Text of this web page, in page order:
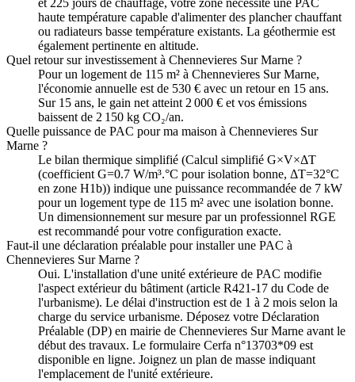
et 225 jours de chauffage, votre zone nécessite une PAC
haute température capable d'alimenter des plancher chauffant
ou radiateurs basse température existants. La géothermie est
également pertinente en altitude.
Quel retour sur investissement à Chennevieres Sur Marne ?
Pour un logement de 115 m² à Chennevieres Sur Marne,
l'économie annuelle est de 530 € avec un retour en 15 ans.
Sur 15 ans, le gain net atteint 2 000 € et vos émissions
baissent de 2 150 kg CO₂/an.
Quelle puissance de PAC pour ma maison à Chennevieres Sur
Marne ?
Le bilan thermique simplifié (Calcul simplifié G×V×ΔT
(coefficient G=0.7 W/m³.°C pour isolation bonne, ΔT=32°C
en zone H1b)) indique une puissance recommandée de 7 kW
pour un logement type de 115 m² avec une isolation bonne.
Un dimensionnement sur mesure par un professionnel RGE
est recommandé pour votre configuration exacte.
Faut-il une déclaration préalable pour installer une PAC à
Chennevieres Sur Marne ?
Oui. L'installation d'une unité extérieure de PAC modifie
l'aspect extérieur du bâtiment (article R421-17 du Code de
l'urbanisme). Le délai d'instruction est de 1 à 2 mois selon la
charge du service urbanisme. Déposez votre Déclaration
Préalable (DP) en mairie de Chennevieres Sur Marne avant le
début des travaux. Le formulaire Cerfa n°13703*09 est
disponible en ligne. Joignez un plan de masse indiquant
l'emplacement de l'unité extérieure.